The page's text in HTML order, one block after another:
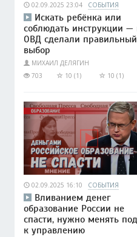
02.09.2025 23:04 СОБЫТИЯ
Искать ребёнка или
соблюдать инструкции —
ОВД сделали правильный
выбор
МИХАИЛ ДЕЛЯГИН
703
10 (1) 10 (1)
02.09.2025 16:10 СОБЫТИЯ
Вливанием денег
образование России не
спасти, нужно менять
к управлению